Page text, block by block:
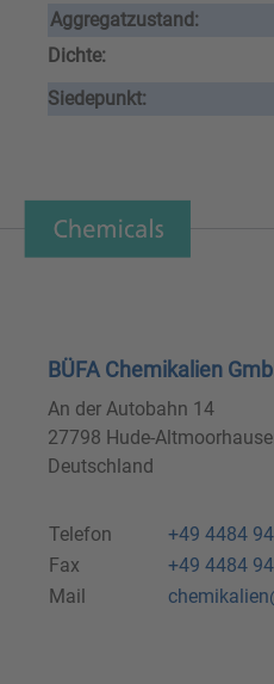
Aggregatzustand:
Dichte:
Siedepunkt:
BÜFA Chemikalien
An der Autobahn 14
27798 Hude-
Deutschland
Telefon
+49 4484
Fax
+49 4484
Mail